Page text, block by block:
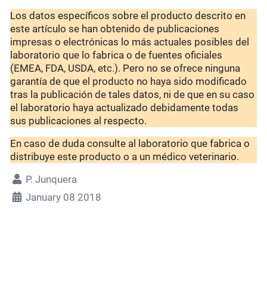
Los datos específicos sobre el producto descrito en
este artículo se han obtenido de publicaciones
impresas o electrónicas lo más actuales posibles del
laboratorio que lo fabrica o de fuentes oficiales
(EMEA, FDA, USDA, etc.). Pero no se ofrece ninguna
garantía de que el producto no haya sido modificado
tras la publicación de tales datos, ni de que en su caso
el laboratorio haya actualizado debidamente todas
sus publicaciones al respecto.
En caso de duda consulte al laboratorio que fabrica o
distribuye este producto o a un médico veterinario.
P. Junquera
January 08 2018